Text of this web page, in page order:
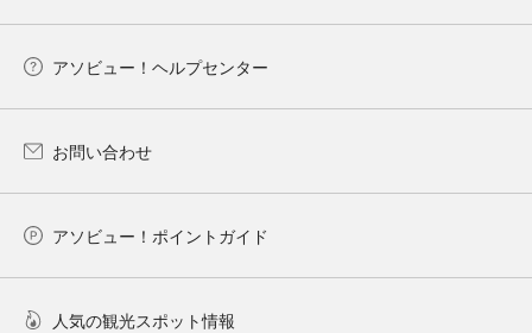
アソビュー！ヘルプセンター
お問い合わせ
アソビュー！ポイントガイド
人気の観光スポット情報